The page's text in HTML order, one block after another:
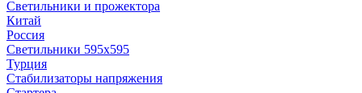
Светильники и прожектора
Китай
Россия
Светильники 595х595
Турция
Стабилизаторы напряжения